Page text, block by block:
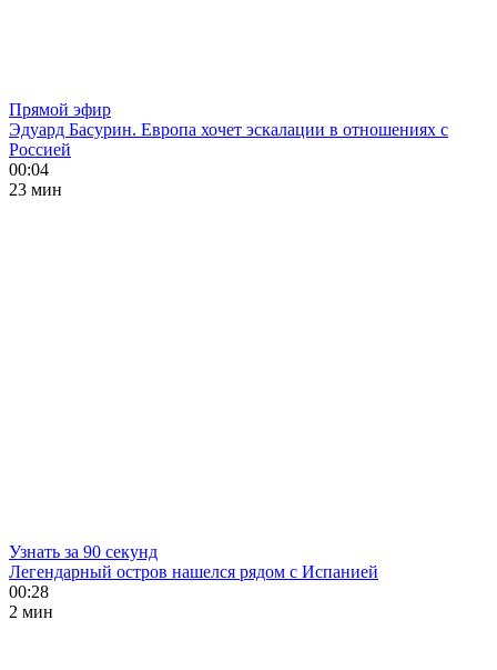
Прямой эфир
Эдуард Басурин. Европа хочет эскалации в отношениях с
Россией
00:04
23 мин
Узнать за 90 секунд
Легендарный остров нашелся рядом с Испанией
00:28
2 мин